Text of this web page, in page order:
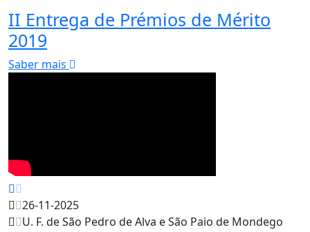
II Entrega de Prémios de Mérito
2019
Saber mais
26-11-2025
U. F. de São Pedro de Alva e São Paio de Mondego